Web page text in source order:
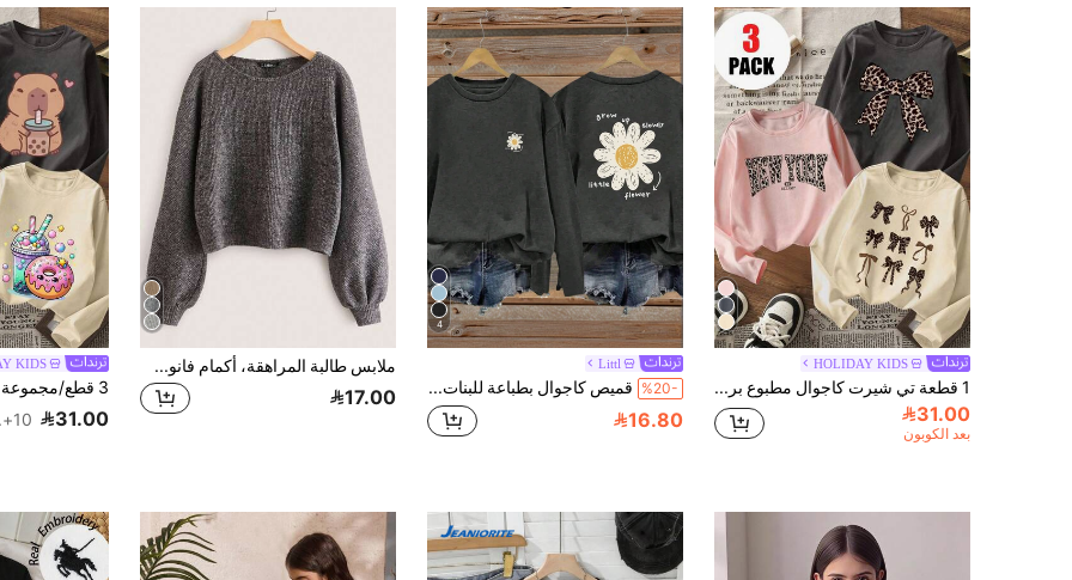
HOLIDAY KIDS
1 قطعة تي شيرت كاجوال مطبوع برقبة دائرية وأكمام طويلة، ملابس علوية للطلاب والشباب في فصل الخريف - هذا التي شيرت الجذاب سيجعل الفتاة المراهقة تبتسم بالتأكيد
31.00
بعد الكوبون
4
Littl
%20- قميص كاجوال بطباعة للبنات بياقة طاقم وأكمام طويلة، ملابس طالبة شابة للخريف
16.80
ملابس طالبة المراهقة، أكمام فانوس بأسلوب أساسي، عودة إلى المدرسة، حفل الافتتاح، الارتداء اليومي، المدرسة، السفر، الرياضة، الشتاء
17.00
KIDS
31.00 10+. تم بيع